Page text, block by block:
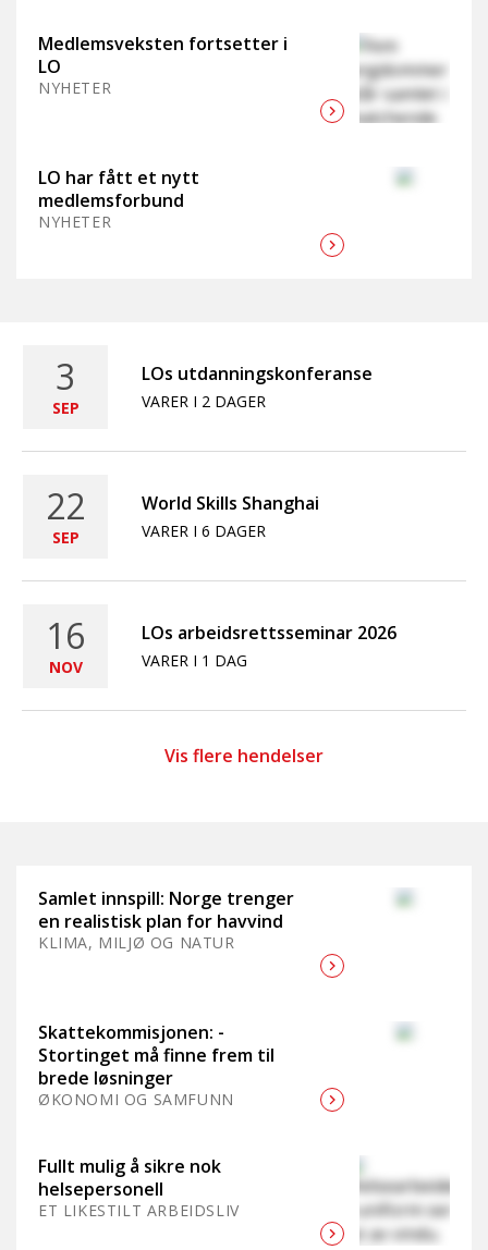
Medlemsveksten fortsetter i
LO
NYHETER
LO har fått et nytt
medlemsforbund
NYHETER
Kalender
3
SEP
LOs utdanningskonferanse
VARER I 2 DAGER
22
SEP
World Skills Shanghai
VARER I 6 DAGER
16
NOV
LOs arbeidsrettsseminar 2026
VARER I 1 DAG
Vis flere hendelser
Samlet innspill: Norge trenger
en realistisk plan for havvind
KLIMA, MILJØ OG NATUR
Skattekommisjonen: -
Stortinget må finne frem til
brede løsninger
ØKONOMI OG SAMFUNN
Fullt mulig å sikre nok
helsepersonell
ET LIKESTILT ARBEIDSLIV